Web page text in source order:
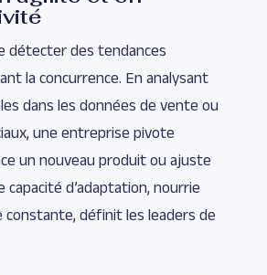
détecter des tendances
la concurrence. En analysant
dans les données de vente ou
une entreprise pivote
un nouveau produit ou ajuste
capacité d’adaptation, nourrie
constante, définit les leaders de